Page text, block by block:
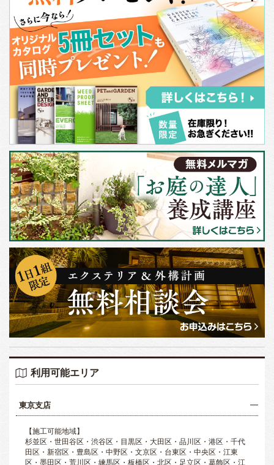
利用可能エリア
東京支店
【施工可能地域】
杉並区・世田谷区・渋谷区・目黒区・大田区・品川区・港区・千代
田区・新宿区・豊島区・中野区・文京区・台東区・中央区・江東
区・墨田区・荒川区・練馬区・板橋区・北区・足立区・葛飾区・江